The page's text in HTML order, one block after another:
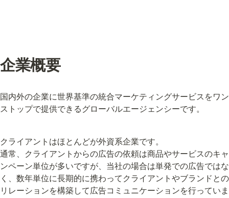
企業概要
国内外の企業に世界基準の統合マーケティングサービスをワン
ストップで提供できるグローバルエージェンシーです。
クライアントはほとんどが外資系企業です。
通常、クライアントからの広告の依頼は商品やサービスのキャ
ンペーン単位が多いですが、当社の場合は単発での広告ではな
く、数年単位に長期的に携わってクライアントやブランドとの
リレーションを構築して広告コミュニケーションを行っていま